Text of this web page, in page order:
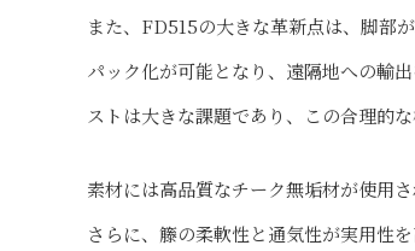
また、FD515の大きな革新点は、脚部
パック化が可能となり、遠隔地への輸
ストは大きな課題であり、この合理的
素材には高品質なチーク無垢材が使用
さらに、籐の柔軟性と通気性が実用性